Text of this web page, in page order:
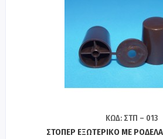
ΚΩΔ: ΣΤΠ – 013
ΣΤΟΠΕΡ ΕΞΩΤΕΡΙΚΟ ΜΕ